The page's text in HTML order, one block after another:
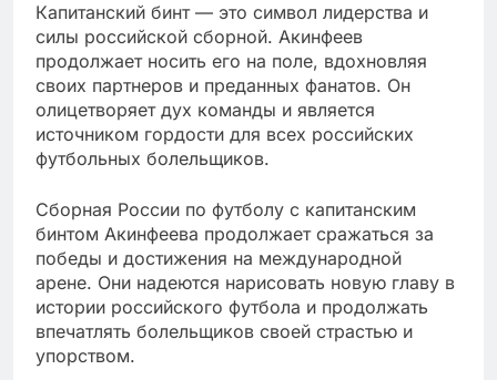
Капитанский бинт — это символ лидерства и
силы российской сборной. Акинфеев
продолжает носить его на поле, вдохновляя
своих партнеров и преданных фанатов. Он
олицетворяет дух команды и является
источником гордости для всех российских
футбольных болельщиков.
Сборная России по футболу с капитанским
бинтом Акинфеева продолжает сражаться за
победы и достижения на международной
арене. Они надеются нарисовать новую главу в
истории российского футбола и продолжать
впечатлять болельщиков своей страстью и
упорством.